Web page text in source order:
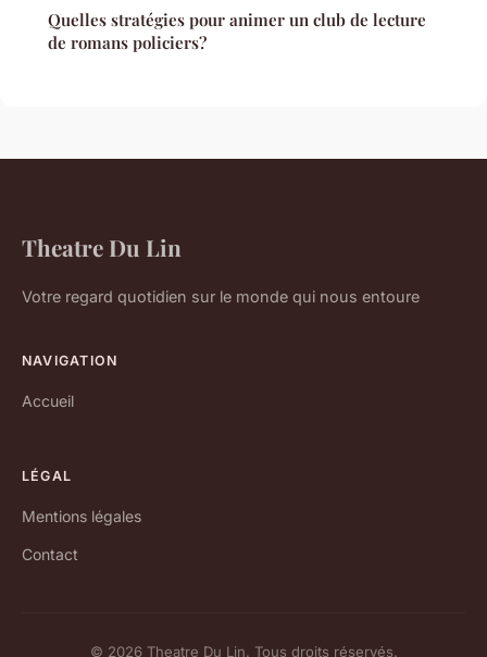
Quelles stratégies pour animer un club de lecture
de romans policiers?
Theatre Du Lin
Votre regard quotidien sur le monde qui nous entoure
NAVIGATION
Accueil
LÉGAL
Mentions légales
Contact
© 2026 Theatre Du Lin. Tous droits réservés.